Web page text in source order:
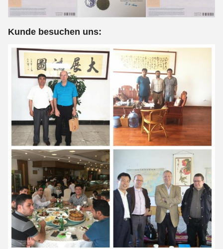
Kunde besuchen uns: